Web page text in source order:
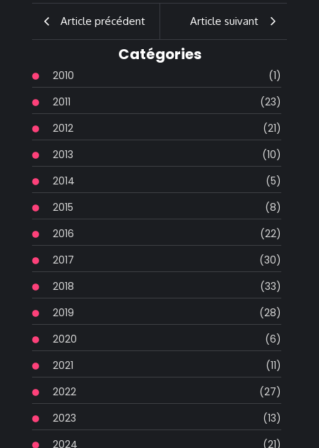
Article précédent Article suivant
Catégories
2010
(1)
2011
(23)
2012
(21)
2013
(10)
2014
(5)
2015
(8)
2016
(22)
2017
(30)
2018
(33)
2019
(28)
2020
(6)
2021
(11)
2022
(27)
2023
(13)
2024
(21)